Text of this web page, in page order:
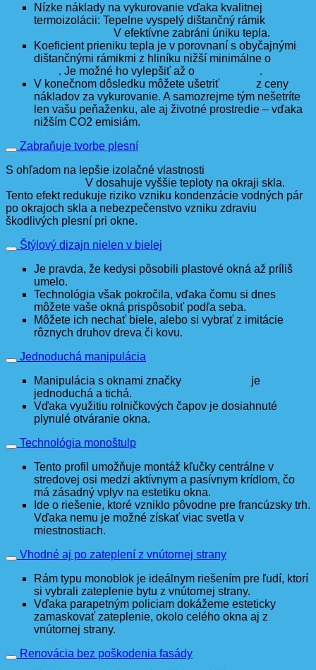
Nízke náklady na vykurovanie vďaka kvalitnej
termoizolácii: Tepelne vyspelý dištančný rámik
V efektívne zabráni úniku tepla.
Koeficient prieniku tepla je v porovnaní s obyčajnými
dištančnými rámikmi z hliníku nižší minimálne o
. Je možné ho vylepšiť až o
.
V konečnom dôsledku môžete ušetriť
z ceny
nákladov za vykurovanie. A samozrejme tým nešetríte
len vašu peňaženku, ale aj životné prostredie – vďaka
nižším CO2 emisiám.
Zabraňuje tvorbe plesní
S ohľadom na lepšie izolačné vlastnosti
V dosahuje vyššie teploty na okraji skla.
Tento efekt redukuje riziko vzniku kondenzácie vodných pár
po okrajoch skla a nebezpečenstvo vzniku zdraviu
škodlivých plesní pri okne.
Štýlový dizajn nielen v bielej
Je pravda, že kedysi pôsobili plastové okná až príliš
umelo.
Technológia však pokročila, vďaka čomu si dnes
môžete vaše okná prispôsobiť podľa seba.
Môžete ich nechať biele, alebo si vybrať z imitácie
rôznych druhov dreva či kovu.
Jednoduchá manipulácia
Manipulácia s oknami značky
je
jednoduchá a tichá.
Vďaka využitiu rolničkových čapov je dosiahnuté
plynulé otváranie okna.
Technológia monoštulp
Tento profil umožňuje montáž kľučky centrálne v
stredovej osi medzi aktívnym a pasívnym krídlom, čo
má zásadný vplyv na estetiku okna.
Ide o riešenie, ktoré vzniklo pôvodne pre francúzsky trh.
Vďaka nemu je možné získať viac svetla v
miestnostiach.
Vhodné aj po zateplení z vnútornej strany
Rám typu monoblok je ideálnym riešením pre ľudí, ktorí
si vybrali zateplenie bytu z vnútornej strany.
Vďaka parapetným policiam dokážeme esteticky
zamaskovať zateplenie, okolo celého okna aj z
vnútornej strany.
Renovácia bez poškodenia fasády